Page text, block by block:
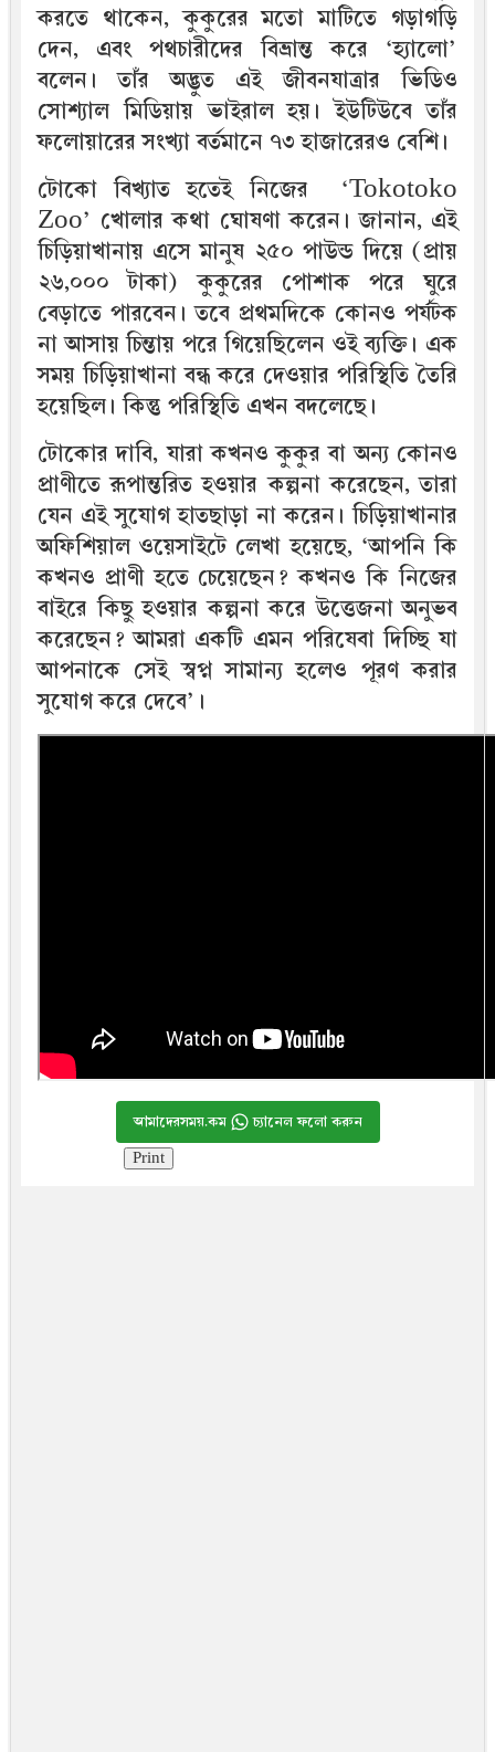
করতে থাকেন, কুকুরের মতো মাটিতে গড়াগড়ি
দেন, এবং পথচারীদের বিভ্রান্ত করে ‘হ্যালো’
বলেন। তাঁর অদ্ভুত এই জীবনযাত্রার ভিডিও
সোশ্যাল মিডিয়ায় ভাইরাল হয়। ইউটিউবে তাঁর
ফলোয়ারের সংখ্যা বর্তমানে ৭৩ হাজারেরও বেশি।
টোকো বিখ্যাত হতেই নিজের ‘Tokotoko
Zoo’ খোলার কথা ঘোষণা করেন। জানান, এই
চিড়িয়াখানায় এসে মানুষ ২৫০ পাউন্ড দিয়ে (প্রায়
২৬,০০০ টাকা) কুকুরের পোশাক পরে ঘুরে
বেড়াতে পারবেন। তবে প্রথমদিকে কোনও পর্যটক
না আসায় চিন্তায় পরে গিয়েছিলেন ওই ব্যক্তি। এক
সময় চিড়িয়াখানা বন্ধ করে দেওয়ার পরিস্থিতি তৈরি
হয়েছিল। কিন্তু পরিস্থিতি এখন বদলেছে।
টোকোর দাবি, যারা কখনও কুকুর বা অন্য কোনও
প্রাণীতে রূপান্তরিত হওয়ার কল্পনা করেছেন, তারা
যেন এই সুযোগ হাতছাড়া না করেন। চিড়িয়াখানার
অফিশিয়াল ওয়েসাইটে লেখা হয়েছে, ‘আপনি কি
কখনও প্রাণী হতে চেয়েছেন? কখনও কি নিজের
বাইরে কিছু হওয়ার কল্পনা করে উত্তেজনা অনুভব
করেছেন? আমরা একটি এমন পরিষেবা দিচ্ছি যা
আপনাকে সেই স্বপ্ন সামান্য হলেও পূরণ করার
সুযোগ করে দেবে’।
আমাদেরসময়.কম চ্যানেল ফলো করুন
Print